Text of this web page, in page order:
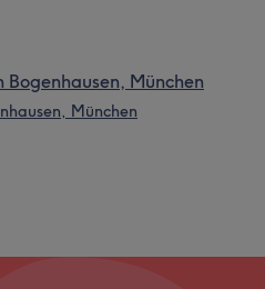
München
München